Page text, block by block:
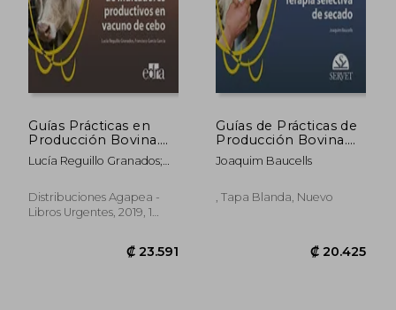
Guías Prácticas en
Producción Bovina.
Empleo de
Indicadores
Vacuno de Cebo -
Libros de Veterinaria -
Lucía Reguillo Granados;
Distribuciones Agapea -
Libros Urgentes, 2019, 1
Guías de Prácticas de
Producción Bovina.
Terapia Selectiva de
Secado
Joaquim Baucells
, Tapa Blanda, Nuevo